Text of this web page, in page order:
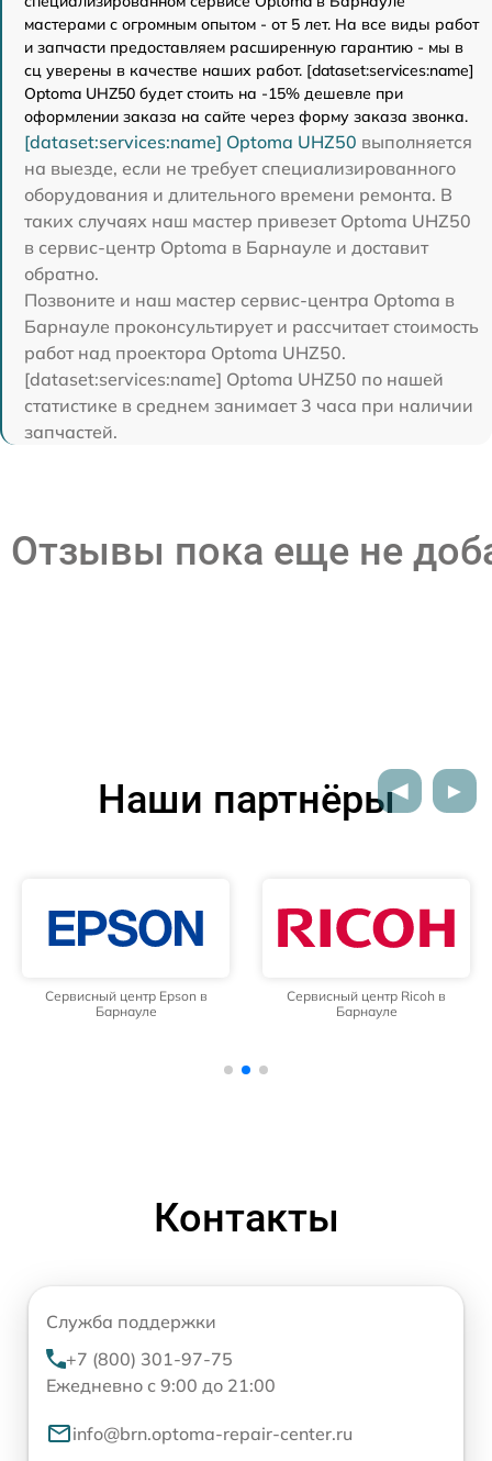
мастерами с огромным опытом - от 5 лет. На все виды работ
и запчасти предоставляем расширенную гарантию - мы в
сц уверены в качестве наших работ. [dataset:services:name]
Optoma UHZ50 будет стоить на -15% дешевле при
оформлении заказа на сайте через форму заказа звонка.
[dataset:services:name] Optoma UHZ50 выполняется
на выезде, если не требует специализированного
оборудования и длительного времени ремонта. В
таких случаях наш мастер привезет Optoma UHZ50
в сервис-центр Optoma в Барнауле и доставит
обратно.
Позвоните и наш мастер сервис-центра Optoma в
Барнауле проконсультирует и рассчитает стоимость
работ над проектора Optoma UHZ50.
[dataset:services:name] Optoma UHZ50 по нашей
статистике в среднем занимает 3 часа при наличии
запчастей.
Отзывы пока еще не
Наши партнёры
Сервисный центр Epson в
Барнауле
Сервисный центр Ricoh в
Барнауле
Контакты
Служба поддержки
+7 (800) 301-97-75
Ежедневно с 9:00 до 21:00
info@brn.optoma-repair-center.ru